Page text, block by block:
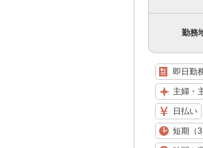
勤務
即日勤
主婦・
日払い
短期（